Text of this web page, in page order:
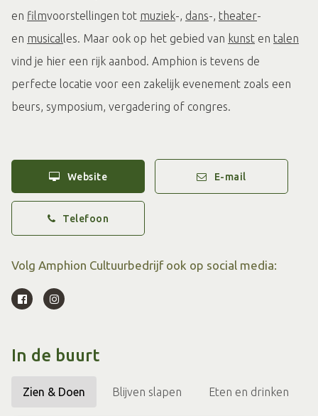
en filmvoorstellingen tot muziek-, dans-, theater-
en musicalles. Maar ook op het gebied van kunst en talen
vind je hier een rijk aanbod. Amphion is tevens de
perfecte locatie voor een zakelijk evenement zoals een
beurs, symposium, vergadering of congres.
Website E-mail
Telefoon
Volg Amphion Cultuurbedrijf ook op social media:
In de buurt
Zien & Doen Blijven slapen Eten en drinken